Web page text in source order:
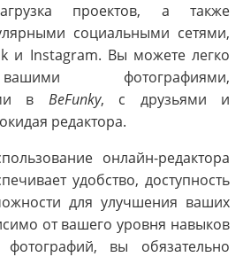
проектов, а также
социальными сетями,
и Instagram. Вы можете легко
фотографиями,
в BeFunky, с друзьями и
редактора.
онлайн-редактора
удобство, доступность
для улучшения ваших
от вашего уровня навыков
вы обязательно